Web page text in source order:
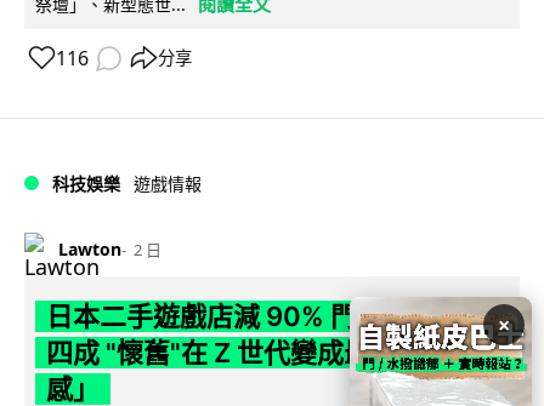
116 分享
科技娛樂 遊戲情報
Lawton 2 日
日本二手遊戲店減 90% 門市 業績反增
四成 "懷舊"在 Z 世代變成最潮「新鮮
感」
×